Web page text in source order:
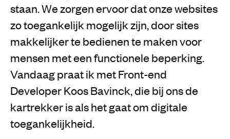
staan. We zorgen ervoor dat onze websites
zo toegankelijk mogelijk zijn, door sites
makkelijker te bedienen te maken voor
mensen met een functionele beperking.
Vandaag praat ik met Front-end
Developer Koos Bavinck, die bij ons de
kartrekker is als het gaat om digitale
toegankelijkheid.